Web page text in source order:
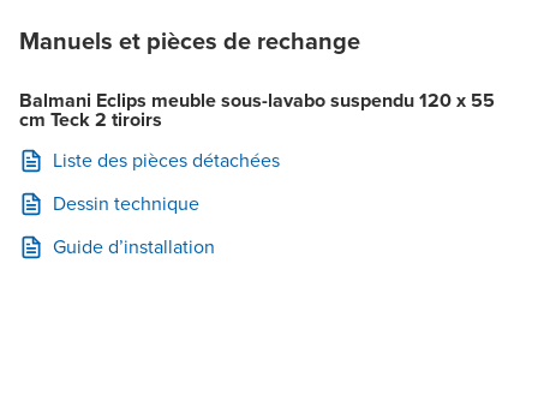
Manuels et pièces de rechange
Balmani Eclips meuble sous-lavabo suspendu 120 x 55
cm Teck 2 tiroirs
Liste des pièces détachées
Dessin technique
Guide d’installation